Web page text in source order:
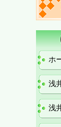
ホ
浅
浅